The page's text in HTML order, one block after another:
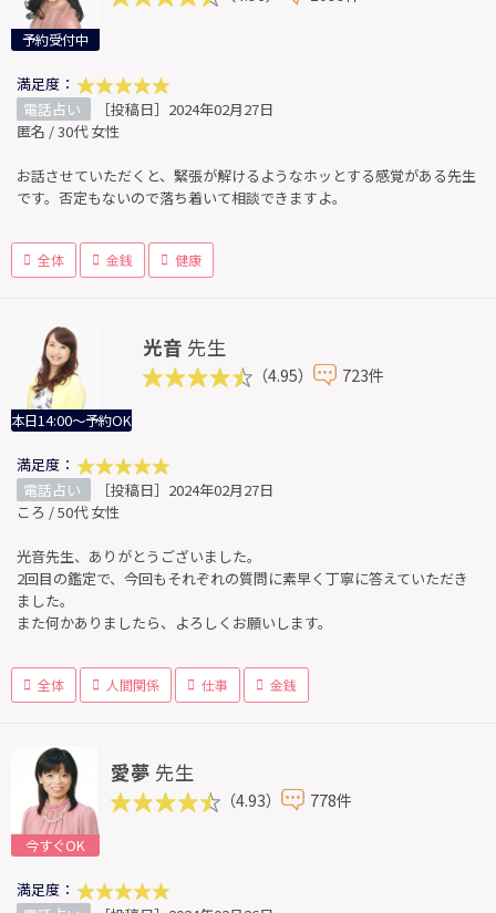
予約受付中
満足度：
電話占い
［投稿日］2024年02月27日
匿名 / 30代 女性
お話させていただくと、緊張が解けるようなホッとする感覚がある先生
です。否定もないので落ち着いて相談できますよ。
全体 金銭 健康
本日14:00～予約OK
光音 先生
（4.95） 723件
満足度：
電話占い
［投稿日］2024年02月27日
ころ / 50代 女性
光音先生、ありがとうございました。
2回目の鑑定で、今回もそれぞれの質問に素早く丁寧に答えていただき
ました。
また何かありましたら、よろしくお願いします。
全体 人間関係 仕事 金銭
今すぐOK
愛夢 先生
（4.93） 778件
満足度：